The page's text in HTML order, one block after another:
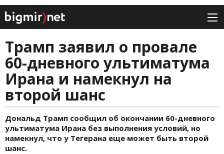
Трамп заявил о провале
60-дневного ультиматума
Ирана и намекнул на
второй шанс
Дональд Трамп сообщил об окончании 60-дневного
ультиматума Ирана без выполнения условий, но
намекнул, что у Тегерана еще может быть второй
шанс.